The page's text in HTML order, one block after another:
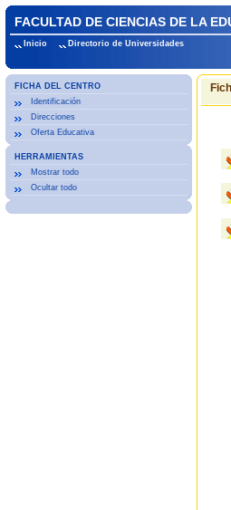
FACULTAD DE CIENCIAS DE LA
Inicio Directorio de Universidades
FICHA DEL CENTRO
Identificación
Direcciones
Oferta Educativa
HERRAMIENTAS
Mostrar todo
Ocultar todo